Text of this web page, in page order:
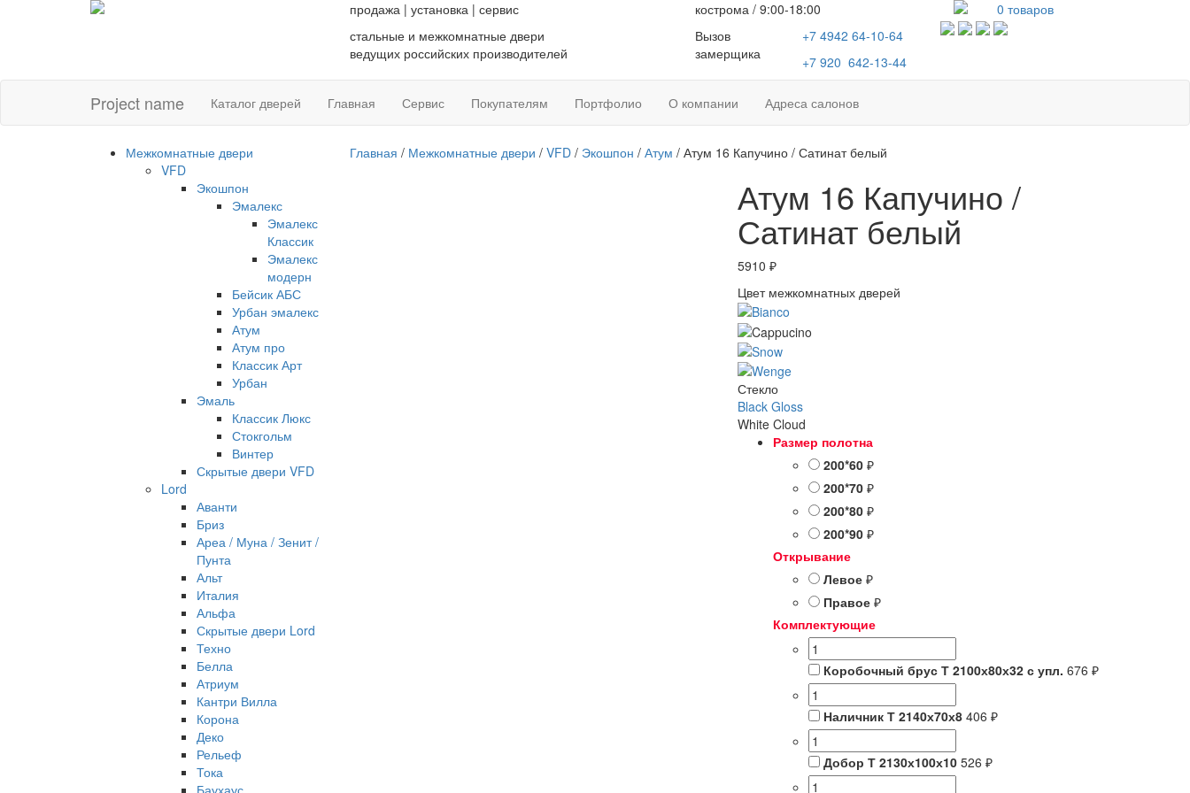
продажа | установка | сервис
стальные и межкомнатные двери
ведущих российских производителей
кострома / 9:00-18:00
Вызов
замерщика
+7 494264-10-64
+7920 642-13-44
0 товаров
Project name Каталог дверей Главная Сервис Покупателям Портфолио О компании Адреса салонов
Межкомнатные двери
VFD
Экошпон
Эмалекс
Эмалекс
Классик
Эмалекс
модерн
Бейсик АБС
Урбан эмалекс
Атум
Атум про
Классик Арт
Урбан
Эмаль
Классик Люкс
Стокгольм
Винтер
Скрытые двери VFD
Lord
Аванти
Бриз
Ареа / Муна / Зенит /
Пунта
Альт
Италия
Альфа
Скрытые двери Lord
Техно
Белла
Атриум
Кантри Вилла
Корона
Деко
Рельеф
Тока
Баухаус
Главная / Межкомнатные двери / VFD/ Экошпон / Атум / Атум 16 Капучино / Сатинат белый
Атум 16 Капучино /
Сатинат белый
5910₽
Цвет межкомнатных дверей
Стекло
Black Gloss
White Cloud
Размер полотна
200*60 ₽
200*70 ₽
200*80 ₽
200*90 ₽
Открывание
Левое ₽
Правое ₽
Комплектующие
Коробочный брус Т 2100х80х32 с упл. 676 ₽
Наличник Т 2140х70х8 406 ₽
Добор Т 2130х100х10 526 ₽